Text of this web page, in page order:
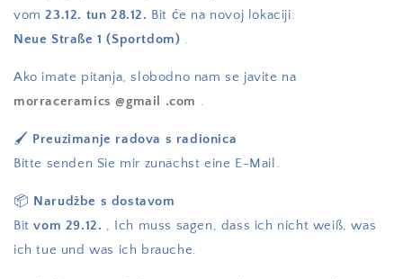
vom23.12. tun 28.12. Bit će na novoj lokaciji:
Neue Straße 1 (Sportdom) .
Ako imate pitanja, slobodno nam se javite na
morraceramics @gmail .com .
🖌️ Preuzimanje radova s ​​radionica
Bitte senden Sie mir zunächst eine E-Mail.
📦 Narudžbe s dostavom
Bitvom 29.12. , Ich muss sagen, dass ich nicht weiß, was
ich tue und was ich brauche.